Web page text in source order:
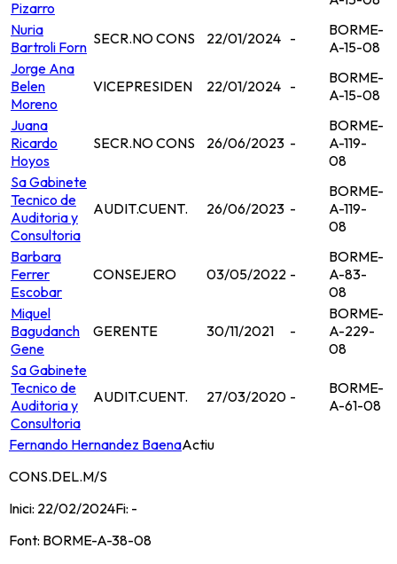
Pizarro
Nuria
Bartroli Forn SECR.NO CONS 22/01/2024 -
BORME-
A-15-08
Jorge Ana
Belen
Moreno
VICEPRESIDEN 22/01/2024 -
BORME-
A-15-08
Juana
Ricardo
Hoyos
SECR.NO CONS 26/06/2023 -
BORME-
A-119-
08
Sa Gabinete
Tecnico de
Auditoria y
Consultoria
AUDIT.CUENT. 26/06/2023 -
BORME-
A-119-
08
Barbara
Ferrer
Escobar
CONSEJERO 03/05/2022 -
BORME-
A-83-
08
Miquel
Bagudanch
Gene
GERENTE 30/11/2021 -
BORME-
A-229-
08
Sa Gabinete
Tecnico de
Auditoria y
Consultoria
AUDIT.CUENT. 27/03/2020 -
BORME-
A-61-08
Fernando Hernandez BaenaActiu
CONS.DEL.M/S
Inici: 22/02/2024Fi: -
Font: BORME-A-38-08